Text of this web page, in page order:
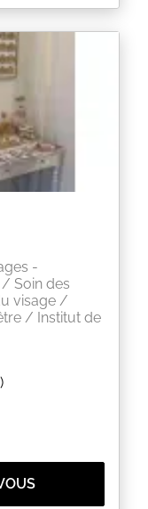
-
Soin des
visage /
/ Institut de